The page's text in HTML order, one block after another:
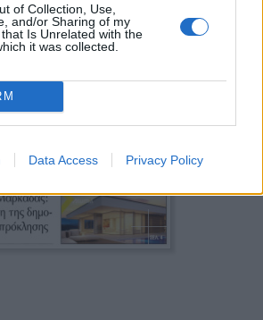
of Collection, Use,
and/or Sharing of my
Is Unrelated with the
it was collected.
Data Access Privacy Policy